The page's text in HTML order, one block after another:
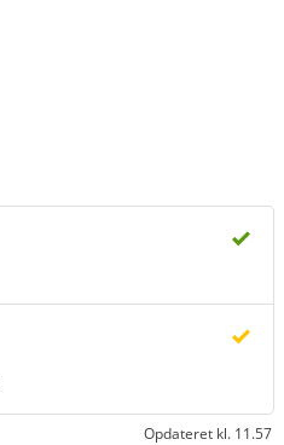
Opdateret kl. 11.57